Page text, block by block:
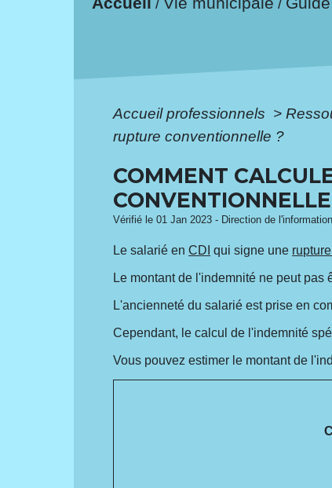
/ /
Accueil professionnels >
rupture conventionnelle ?
COMMENT
Vérifié le 01 Jan 2023 - Direction de
Le salarié enCDI qui signe une
Le montant de l'indemnité ne peut pas
L'ancienneté du salarié est prise en
Cependant, le calcul de l'indemnité
Vous pouvez estimer le montant de